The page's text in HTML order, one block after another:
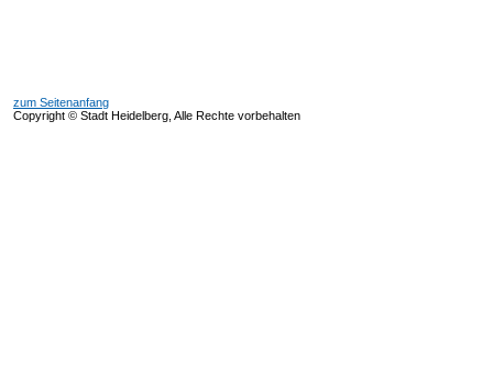
zum Seitenanfang
Copyright © Stadt Heidelberg, Alle Rechte vorbehalten